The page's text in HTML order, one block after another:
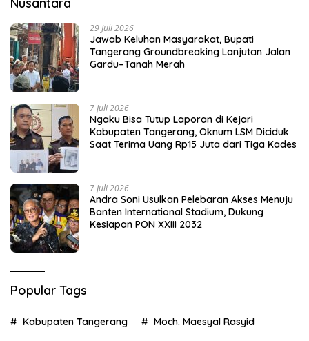
Nusantara
29 Juli 2026
Jawab Keluhan Masyarakat, Bupati
Tangerang Groundbreaking Lanjutan Jalan
Gardu–Tanah Merah
7 Juli 2026
Ngaku Bisa Tutup Laporan di Kejari
Kabupaten Tangerang, Oknum LSM Diciduk
Saat Terima Uang Rp15 Juta dari Tiga Kades
7 Juli 2026
Andra Soni Usulkan Pelebaran Akses Menuju
Banten International Stadium, Dukung
Kesiapan PON XXIII 2032
Popular Tags
Kabupaten Tangerang Moch. Maesyal Rasyid